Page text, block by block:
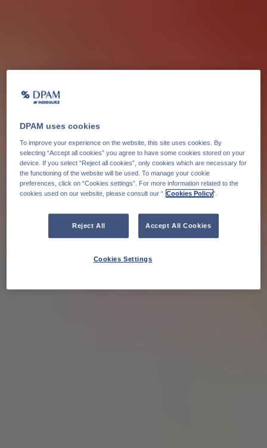
DPAM uses cookies
To improve your experience on the website, this site uses cookies. By
selecting “Accept all cookies” you agree to have some cookies stored on your
device. If you select “Reject all cookies”, only cookies which are necessary for
the functioning of the website will be used. To manage your cookie
preferences, click on “Cookies settings”. For more information related to the
cookies used on our website, please consult our “ Cookies Policy".
Reject All Accept All Cookies
Cookies Settings